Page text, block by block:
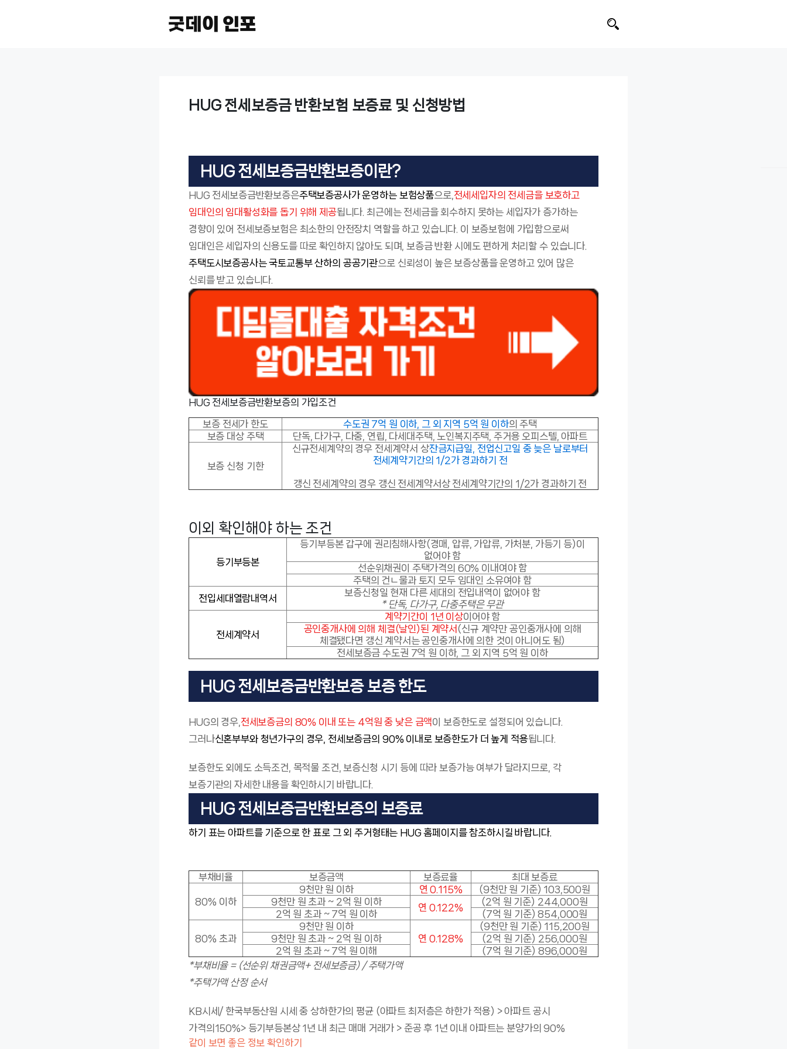
굿데이 인포
HUG 전세보증금 반환보험 보증료 및 신청방법
HUG 전세보증금반환보증이란?
HUG 전세보증금반환보증은주택보증공사가 운영하는 보험상품으로, 전세세입자의 전세금을 보호하고
임대인의 임대활성화를 돕기 위해 제공됩니다. 최근에는 전세금을 회수하지 못하는 세입자가 증가하는
경향이 있어 전세보증보험은 최소한의 안전장치 역할을 하고 있습니다. 이 보증보험에 가입함으로써
임대인은 세입자의 신용도를 따로 확인하지 않아도 되며, 보증금 반환 시에도 편하게 처리할 수 있습니다.
주택도시보증공사는 국토교통부 산하의 공공기관으로 신뢰성이 높은 보증상품을 운영하고 있어 많은
신뢰를 받고 있습니다.
HUG 전세보증금반환보증의 가입조건
보증 전세가 한도 수도권 7억 원 이하, 그 외 지역 5억 원 이하의 주택
보증 대상 주택
단독, 다가구, 다중, 연립, 다세대주택, 노인복지주택, 주거용 오피스텔, 아파트
보증 신청 기한
신규전세계약의 경우 전세계약서 상잔금지급일, 전업신고일 중 늦은 날로부터
전세계약기간의 1/2가 경과하기 전
갱신 전세계약의 경우 갱신 전세계약서상 전세계약기간의 1/2가 경과하기 전
이외 확인해야 하는 조건
등기부등본
등기부등본 갑구에 권리침해사항(경매, 압류, 가압류, 가처분, 가등기 등)이
없어야 함
선순위채권이 주택가격의 60% 이내여야 함
주택의 건ㄴ물과 토지 모두 임대인 소유여야 함
전입세대열람내역서
보증신청일 현재 다른 세대의 전입내역이 없어야 함
* 단독, 다가구, 다중주택은 무관
전세계약서
계약기간이 1년 이상이어야 함
공인중개사에 의해 체결(날인)된 계약서 (신규 계약만 공인중개사에 의해
체결됐다면 갱신 계약서는 공인중개사에 의한 것이 아니어도 됨)
전세보증금 수도권 7억 원 이하, 그 외 지역 5억 원 이하
HUG 전세보증금반환보증 보증 한도
HUG의 경우, 전세보증금의 80% 이내 또는 4억원 중 낮은 금액이 보증한도로 설정되어 있습니다.
그러나신혼부부와 청년가구의 경우, 전세보증금의 90% 이내로 보증한도가 더 높게 적용됩니다.
보증한도 외에도 소득조건, 목적물 조건, 보증신청 시기 등에 따라 보증가능 여부가 달라지므로, 각
보증기관의 자세한 내용을 확인하시기 바랍니다.
HUG 전세보증금반환보증의 보증료
하기 표는 아파트를 기준으로 한 표로 그 외 주거형태는 HUG 홈페이지를 참조하시길 바랍니다.
부채비율 보증금액 보증료율 최대 보증료
80% 이하
9천만 원 이하 연 0.115%
(9천만 원 기준) 103,500원
9천만 원 초과 ~ 2억 원 이하
연 0.122%
(2억 원 기준) 244,000원
2억 원 초과 ~ 7억 원 이하
(7억 원 기준) 854,000원
80% 초과
9천만 원 이하
연 0.128%
(9천만 원 기준) 115,200원
9천만 원 초과 ~ 2억 원 이하
(2억 원 기준) 256,000원
2억 원 초과 ~ 7억 원 이해
(7억 원 기준) 896,000원
*부채비율 = (선순위 채권금액+ 전세보증금) / 주택가액
*주택가액 산정 순서
KB시세/ 한국부동산원 시세 중 상하한가의 평균 (아파트 최저층은 하한가 적용) > 아파트 공시
가격의 150%> 등기부등본상 1년 내 최근 매매 거래가 > 준공 후 1년 이내 아파트는 분양가의 90%
같이 보면 좋은 정보 확인하기